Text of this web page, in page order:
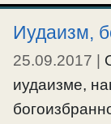
Иудаизм,
25.09.2017
иудаизме,